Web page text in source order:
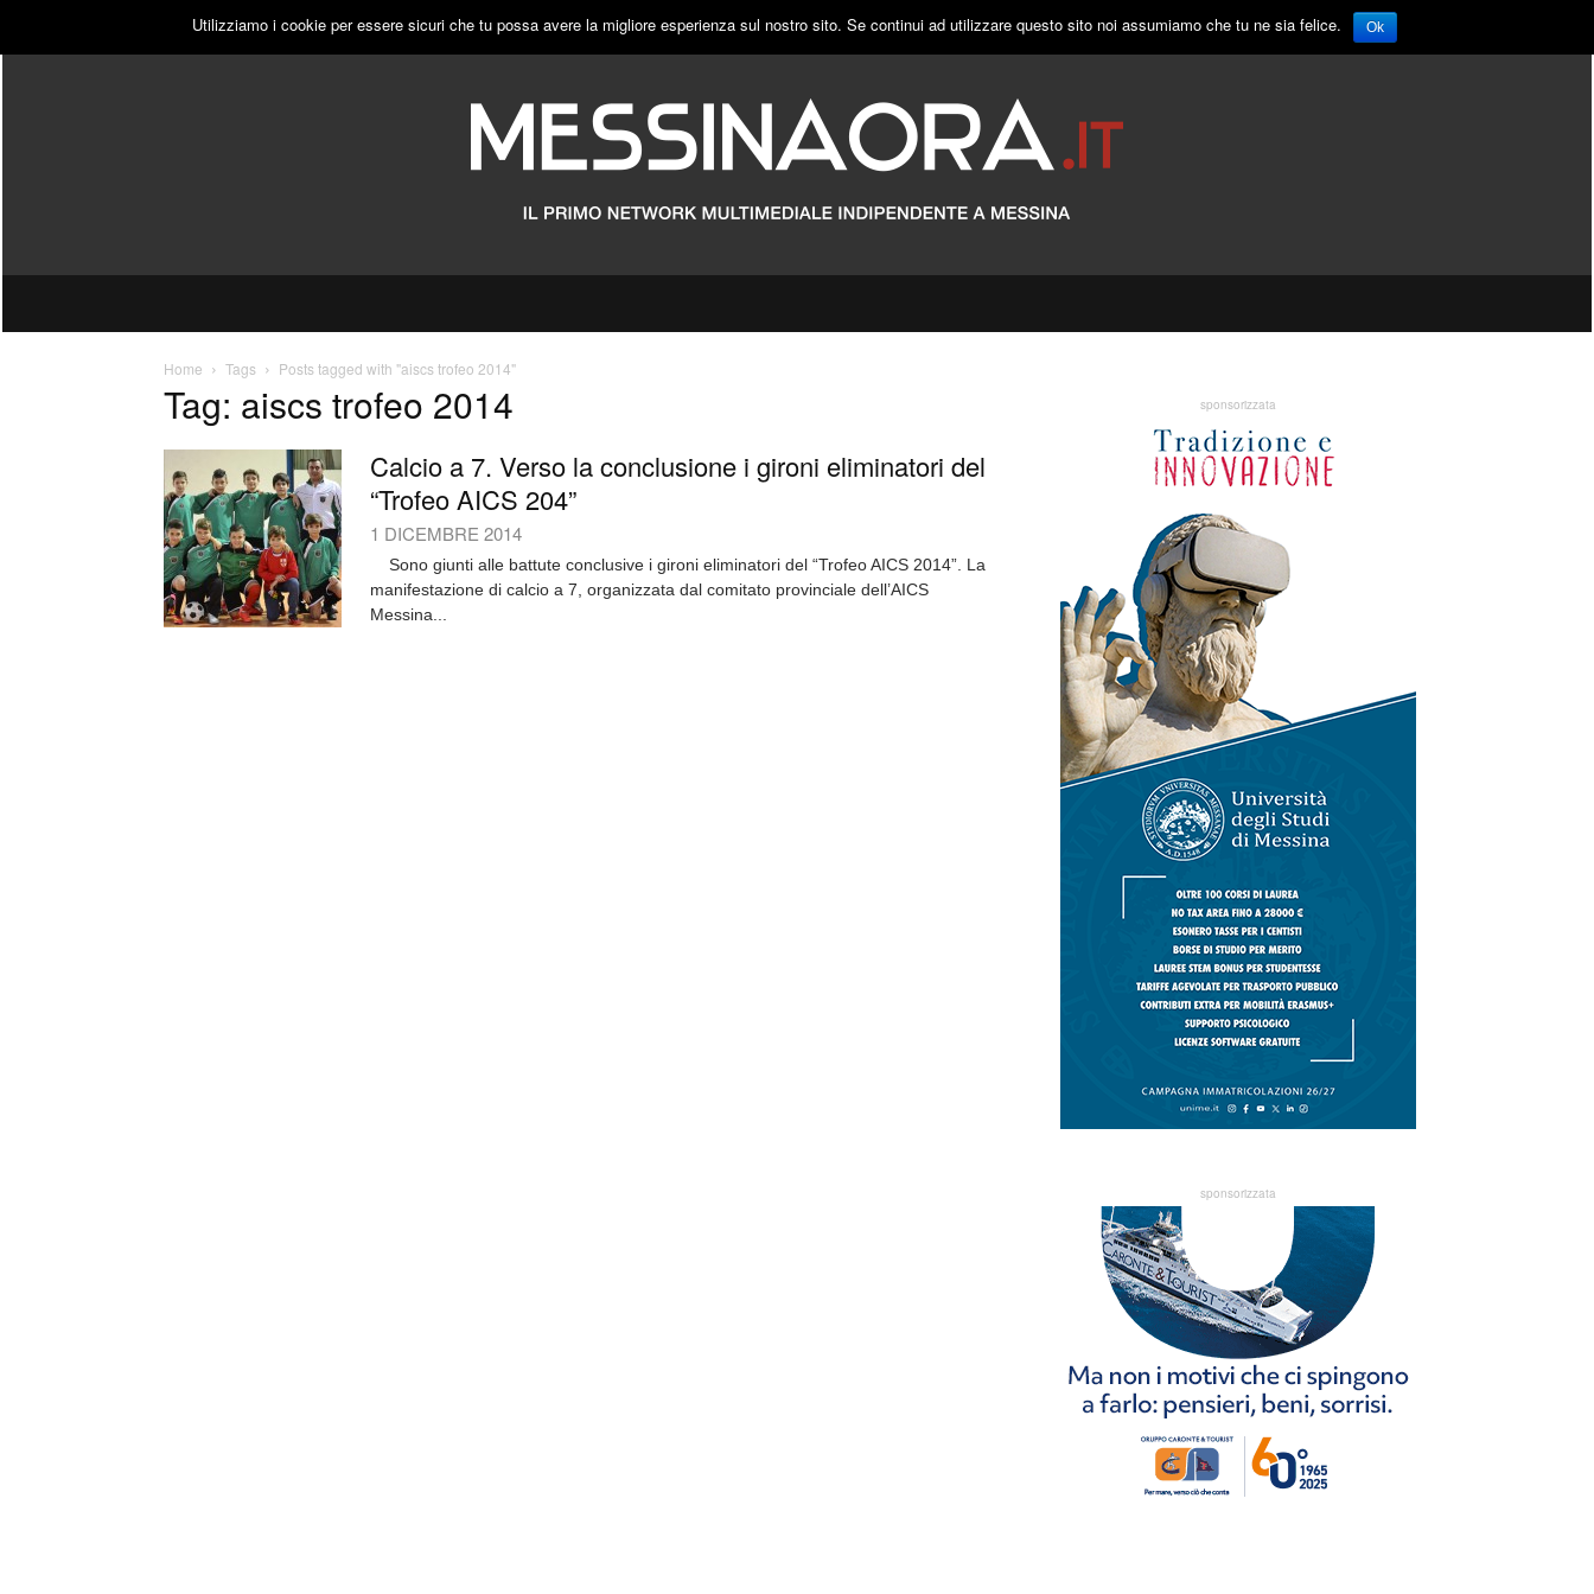
GIOVEDÌ, 6 AGOSTO 2026 PUBBLICITÀ
Home Tags Posts tagged with "aiscs trofeo 2014"
Tag: aiscs trofeo 2014
Calcio a 7. Verso la conclusione i gironi eliminatori del
“Trofeo AICS 204”
1 DICEMBRE 2014
Sono giunti alle battute conclusive i gironi eliminatori del “Trofeo AICS 2014”. La
manifestazione di calcio a 7, organizzata dal comitato provinciale dell’AICS
Messina...
sponsorizzata
sponsorizzata
Utilizziamo i cookie per essere sicuri che tu possa avere la migliore esperienza sul nostro sito. Se continui ad utilizzare questo sito noi assumiamo che tu ne sia felice. Ok